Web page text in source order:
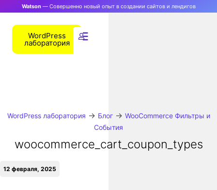
Watson— Совершенно новый опыт в создании сайтов и лендигов
WordPress
лаборатория
WordPress лаборатория → Блог→ WooCommerce Фильтры и
События
woocommerce_cart_coupon_types
12 февраля, 2025